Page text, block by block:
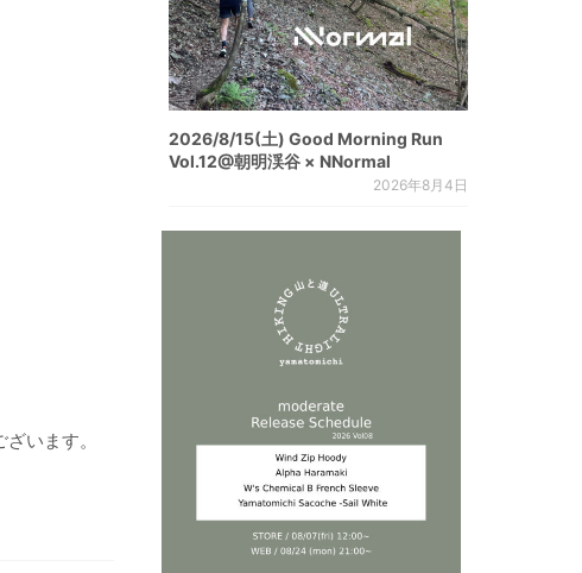
います。
2026/8/15(土) Good Morning Run
Vol.12@朝明渓谷 × NNormal
2026年8月4日